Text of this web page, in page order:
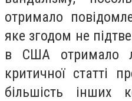
отримало
яке згодом не
в США отримало
критичної статті
більшість інших